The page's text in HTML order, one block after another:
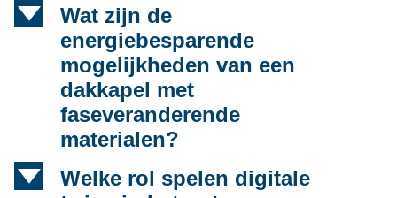
d
Wat zijn de
energiebesparende
mogelijkheden van een
dakkapel met
faseveranderende
materialen?
d
Welke rol spelen digitale